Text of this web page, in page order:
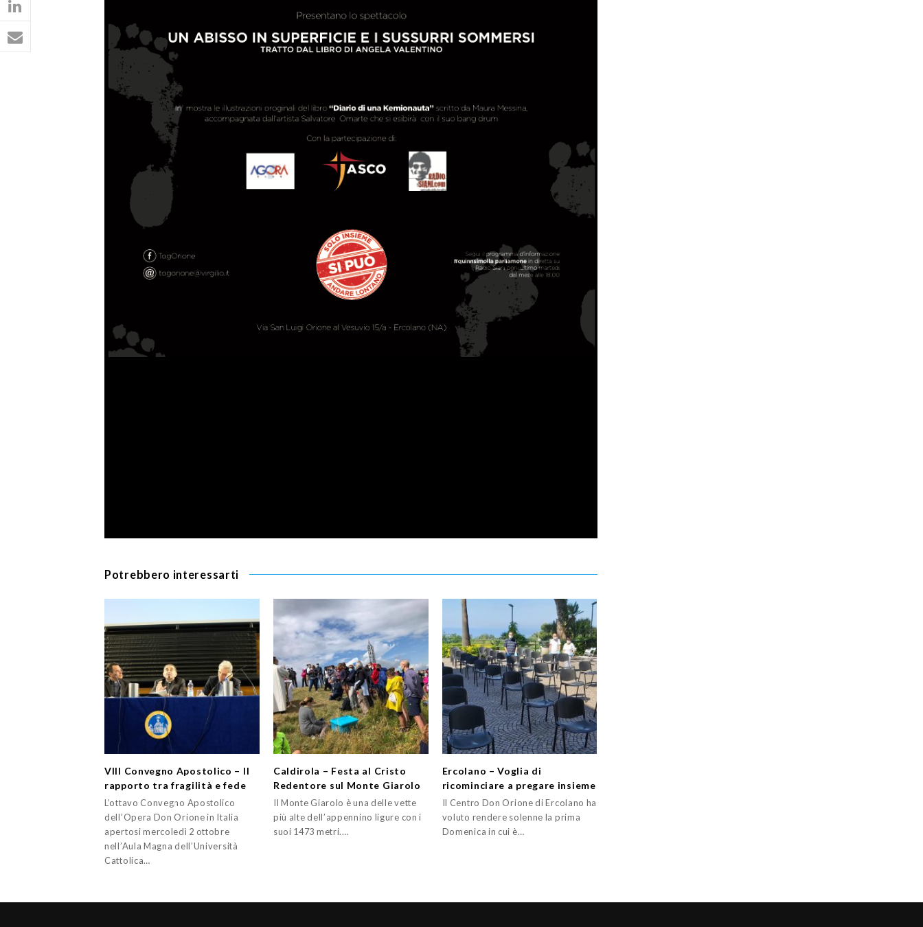
Potrebbero interessarti
VIII Convegno Apostolico – Il
rapporto tra fragilità e fede
L’ottavo Convegno Apostolico
dell’Opera Don Orione in Italia
apertosi mercoledì 2 ottobre
nell’Aula Magna dell’Università
Cattolica…
Caldirola – Festa al Cristo
Redentore sul Monte Giarolo
Il Monte Giarolo è una delle vette
più alte dell’appennino ligure con i
suoi 1473 metri.…
Ercolano – Voglia di
ricominciare a pregare insieme
Il Centro Don Orione di Ercolano ha
voluto rendere solenne la prima
Domenica in cui è…